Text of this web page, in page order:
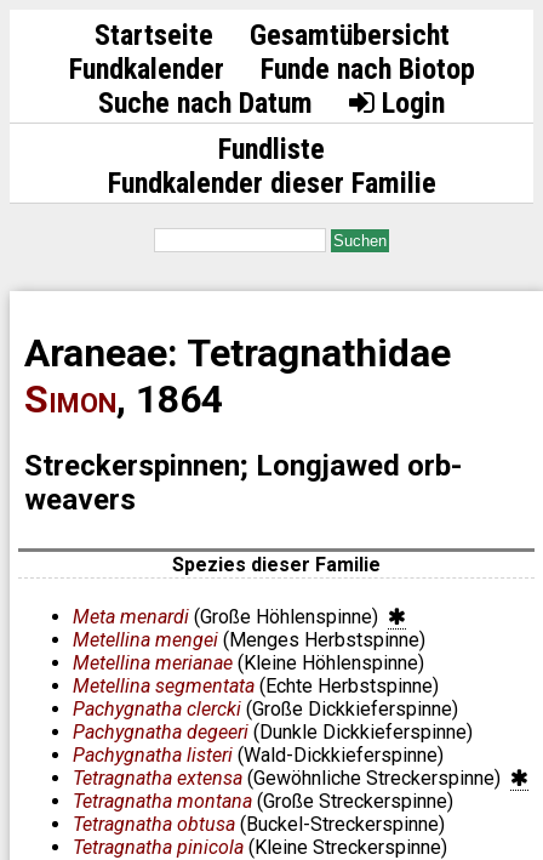
Startseite
Gesamtübersicht
Fundkalender
Funde nach Biotop
Suche nach Datum
Login
Fundliste
Fundkalender dieser Familie
Suchen
Araneae: Tetragnathidae
Simon, 1864
Streckerspinnen; Longjawed orb-
weavers
Spezies dieser Familie
Meta menardi(Große Höhlenspinne)
Metellina mengei(Menges Herbstspinne)
Metellina merianae(Kleine Höhlenspinne)
Metellina segmentata(Echte Herbstspinne)
Pachygnatha clercki(Große Dickkieferspinne)
Pachygnatha degeeri(Dunkle Dickkieferspinne)
Pachygnatha listeri(Wald-Dickkieferspinne)
Tetragnatha extensa(Gewöhnliche Streckerspinne)
Tetragnatha montana(Große Streckerspinne)
Tetragnatha obtusa(Buckel-Streckerspinne)
Tetragnatha pinicola(Kleine Streckerspinne)